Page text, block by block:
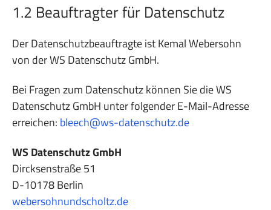
1.2 Beauftragter für Datenschutz
Der Datenschutzbeauftragte ist Kemal Webersohn
von der WS Datenschutz GmbH.
Bei Fragen zum Datenschutz können Sie die WS
Datenschutz GmbH unter folgender E-Mail-Adresse
erreichen: bleech@ws-datenschutz.de
WS Datenschutz GmbH
Dircksenstraße 51
D-10178 Berlin
webersohnundscholtz.de